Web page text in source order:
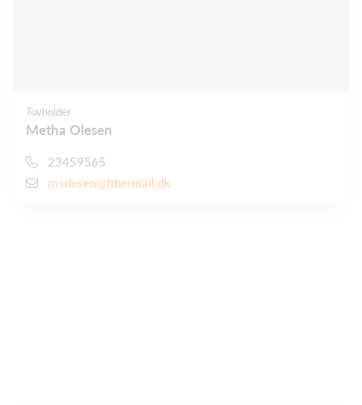
Tovholder
Metha Olesen
23459565
m.olesen@fibermail.dk